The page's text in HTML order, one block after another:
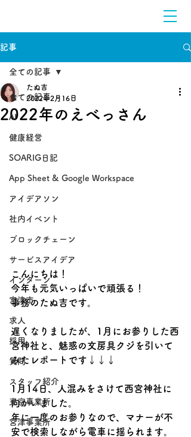
記事
全ての記事
AI
健康経営
SOARIG日記
App Sheet & Google Workspace
アイデアソン
社内イベント
ブロックチェーン
サービスアイデア
インターン
宮津市
求人
採用
質問
スタッフ紹介
東京事業所
宮津事業所
全ての記事
2022年のえべっさん
たぬ吉
2022年2月16日
こんにちは！
今年も元気いっぱいで頑張る！
事務のたぬ吉です。
遅くなりましたが、1月にお参りした西
宮神社と、魅惑の文房具クジを引いて
みたレポートです↓↓↓
1月14日、人混みをさけて西宮神社に
向かいました。
年に一度のお参りなので、マナーが不
安で検索しながら電車に揺られます。